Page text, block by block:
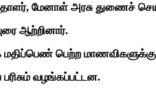
மேனாள் அரசு துணைச்
ஆற்றினார்.
மதிப்பெண் பெற்ற
வழங்கப்பட்டன.